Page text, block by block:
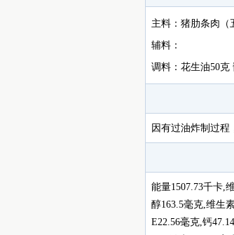
主料：猪肋条肉（
辅料：
调料：花生油50克
因有过油炸制过程
能量1507.73千卡,
醇163.5毫克,维生
E22.56毫克,钙